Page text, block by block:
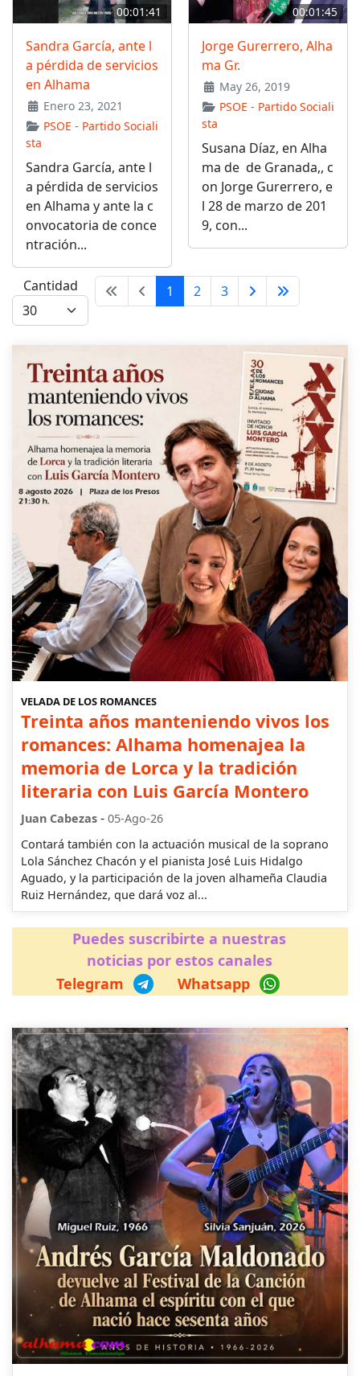
00:01:41
Sandra García, ante l
a pérdida de servicios
en Alhama
Enero 23, 2021
PSOE - Partido Sociali
sta
Sandra García, ante l
a pérdida de servicios
en Alhama y ante la c
onvocatoria de conce
ntración...
00:01:45
Jorge Gurerrero, Alha
ma Gr.
May 26, 2019
PSOE - Partido Sociali
sta
Susana Díaz, en Alha
ma de de Granada,, c
on Jorge Gurerrero, e
l 28 de marzo de 201
9, con...
Cantidad 1 2 3
VELADA DE LOS ROMANCES
Treinta años manteniendo vivos los
romances: Alhama homenajea la
memoria de Lorca y la tradición
literaria con Luis García Montero
Juan Cabezas - 05-Ago-26
Contará también con la actuación musical de la soprano
Lola Sánchez Chacón y el pianista José Luis Hidalgo
Aguado, y la participación de la joven alhameña Claudia
Ruiz Hernández, que dará voz al...
Puedes suscribirte a nuestras
noticias por estos canales
Telegram
Whatsapp